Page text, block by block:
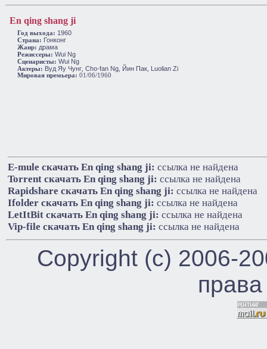
En qing shang ji
Год выхода: 1960
Cтрана: Гонконг
Жанр: драма
Режиссеры: Wui Ng
Сценаристы: Wui Ng
Актеры: Вуд Яу Чунг Cho-fan Ng Йин Пак Luolian Zi
Мировая премьера: 01/06/1960
E-mule cкачать En qing shang ji: ссылка не найдена
Torrent cкачать En qing shang ji: ссылка не найдена
Rapidshare cкачать En qing shang ji: ссылка не найдена
Ifolder cкачать En qing shang ji: ссылка не найдена
LetItBit cкачать En qing shang ji: ссылка не найдена
Vip-file cкачать En qing shang ji: ссылка не найдена
Copyright (c) 2006-